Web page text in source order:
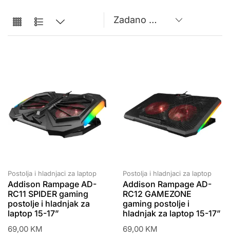
Postolja i hladnjaci za laptop
Addison Rampage AD-
RC11 SPIDER gaming
postolje i hladnjak za
laptop 15-17”
69,00 KM
Postolja i hladnjaci za laptop
Addison Rampage AD-
RC12 GAMEZONE
gaming postolje i
hladnjak za laptop 15-17”
69,00 KM